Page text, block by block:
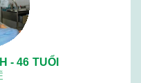
- 46 TUỔI